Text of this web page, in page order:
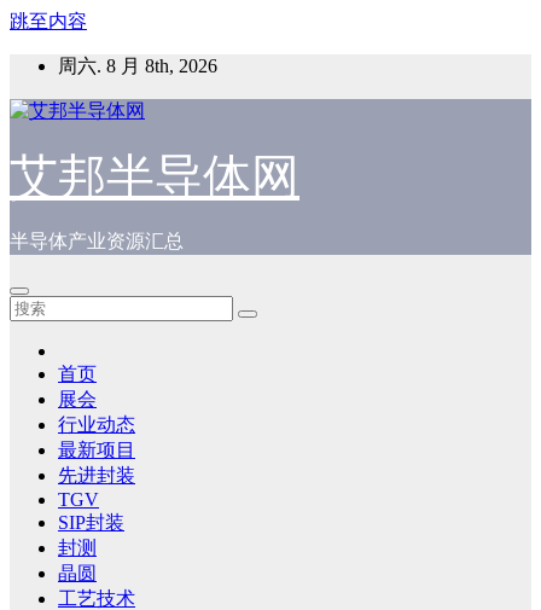
跳至内容
周六. 8 月 8th, 2026
艾邦半导体网
半导体产业资源汇总
首页
展会
行业动态
最新项目
先进封装
TGV
SIP封装
封测
晶圆
工艺技术